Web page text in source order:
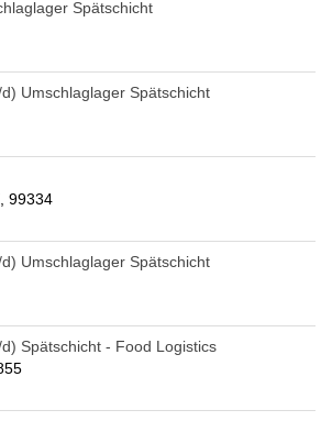
Spätschicht
Umschlaglager Spätschicht
99334
Umschlaglager Spätschicht
Spätschicht - Food Logistics